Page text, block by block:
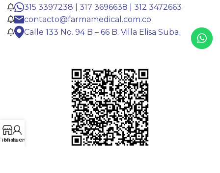
315 3397238 | 317 3696638 | 312 3472663
contacto@farmamedical.com.co
Calle 133 No. 94 B – 66 B. Villa Elisa Suba
Mi cuenta